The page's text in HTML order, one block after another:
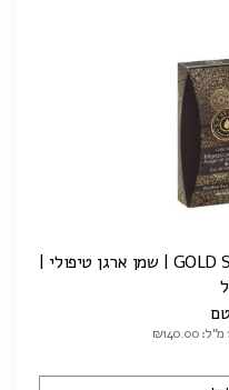
MOROCCAN | סדרת גולד GOLD SERIES | שמן ארגן טיפולי |